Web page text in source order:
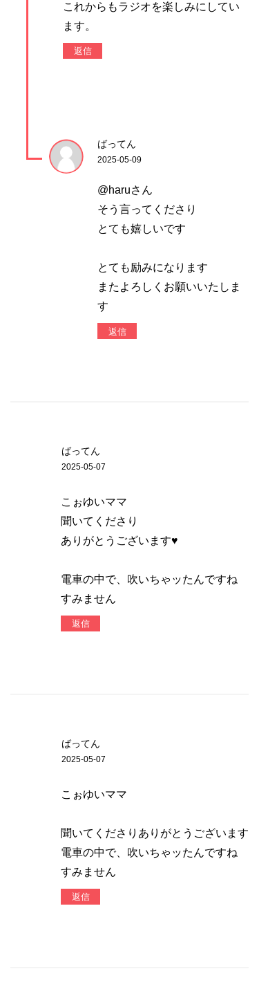
これからもラジオを楽しみにしてい
ます。
返信
ばってん
2025-05-09
@haruさん
そう言ってくださり
とても嬉しいです
とても励みになります
またよろしくお願いいたしま
す
返信
ばってん
2025-05-07
こぉゆいママ
聞いてくださり
ありがとうございます♥
電車の中で、吹いちゃッたんですね
すみません
返信
ばってん
2025-05-07
こぉゆいママ
聞いてくださりありがとうございます
電車の中で、吹いちゃッたんですね
すみません
返信